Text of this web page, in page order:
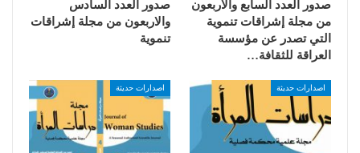
صدور العدد السابع والاربعون
من مجلة إشراقات تنموية
التي تصدر عن مؤسسة
العراقة للثقافة…
صدور العدد السادس
والاربعون من مجلة إشراقات
تنموية
اصدارات حديثة اصدارات حديثة